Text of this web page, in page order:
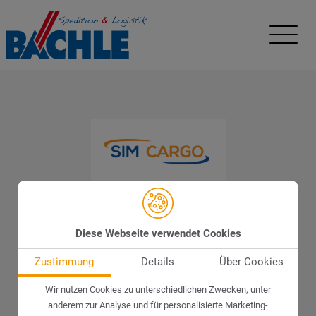
Diese Webseite verwendet Cookies
Zustimmung Details Über Cookies
Wir nutzen Cookies zu unterschiedlichen Zwecken, unter
anderem zur Analyse und für personalisierte Marketing-